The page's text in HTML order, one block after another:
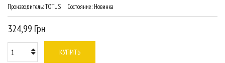
Производитель:TOTUS Состояние: Новинка
324,99 Грн
КУПИТЬ